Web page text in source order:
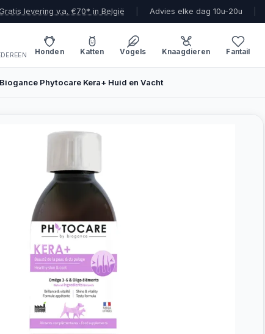
Gratis levering v.a. €70* in België Advies elke dag 10u-20u
Honden Katten Vogels Knaagdieren Fantail
Biogance Phytocare Kera+ Huid en Vacht